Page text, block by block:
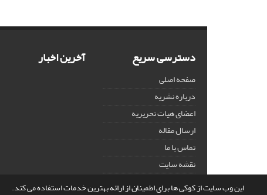
این وب سایت از کوکی ها برای اطمینان از ارائه بهترین خدمات استفاده می کند.
دسترسی سریع
صفحه اصلی
درباره نشریه
اعضای هیات تحریریه
ارسال مقاله
تماس با ما
نقشه سایت
آخرین اخبار